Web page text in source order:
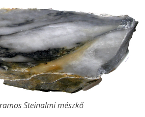
Steinalmi mészkő